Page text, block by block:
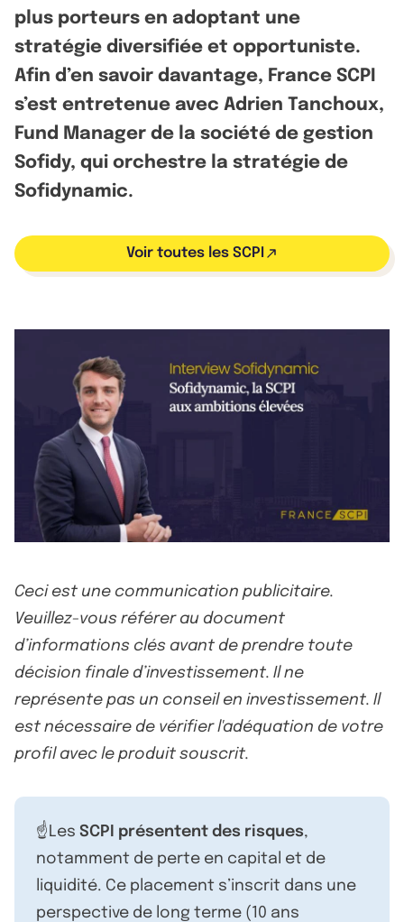
plus porteurs en adoptant une
stratégie diversifiée et opportuniste.
Afin d’en savoir davantage, France SCPI
s’est entretenue avec Adrien Tanchoux,
Fund Manager de la société de gestion
Sofidy, qui orchestre la stratégie de
Sofidynamic.
Voir toutes les SCPI
Ceci est une communication publicitaire.
Veuillez-vous référer au document
d’informations clés avant de prendre toute
décision finale d’investissement. Il ne
représente pas un conseil en investissement. Il
est nécessaire de vérifier l'adéquation de votre
profil avec le produit souscrit.
☝️Les SCPI présentent des risques,
notamment de perte en capital et de
liquidité. Ce placement s’inscrit dans une
perspective de long terme (10 ans